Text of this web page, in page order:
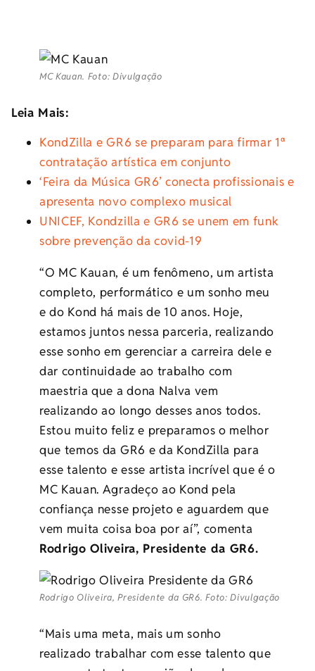
MC Kauan. Foto: Divulgação
Leia Mais:
KondZilla e GR6 se preparam para firmar 1ª
contratação artística em conjunto
‘Feira da Música GR6’ conecta profissionais e
apresenta novo complexo musical
UNICEF, Kondzilla e GR6 se unem em funk
sobre prevenção da covid-19
“O MC Kauan, é um fenômeno, um artista
completo, performático e um sonho meu
e do Kond há mais de 10 anos. Hoje,
estamos juntos nessa parceria, realizando
esse sonho em gerenciar a carreira dele e
dar continuidade ao trabalho com
maestria que a dona Nalva vem
realizando ao longo desses anos todos.
Estou muito feliz e preparamos o melhor
que temos da GR6 e da KondZilla para
esse talento e esse artista incrível que é o
MC Kauan. Agradeço ao Kond pela
confiança nesse projeto e aguardem que
vem muita coisa boa por aí”, comenta
Rodrigo Oliveira, Presidente da GR6.
Rodrigo Oliveira, Presidente da GR6. Foto: Divulgação
“Mais uma meta, mais um sonho
realizado trabalhar com esse talento que